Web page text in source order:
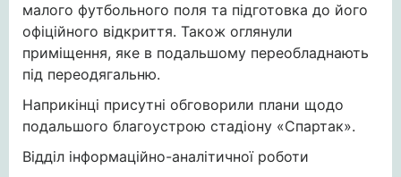
малого футбольного поля та підготовка до його
офіційного відкриття. Також оглянули
приміщення, яке в подальшому переобладнають
під переодягальню.
Наприкінці присутні обговорили плани щодо
подальшого благоустрою стадіону «Спартак».
Відділ інформаційно-аналітичної роботи